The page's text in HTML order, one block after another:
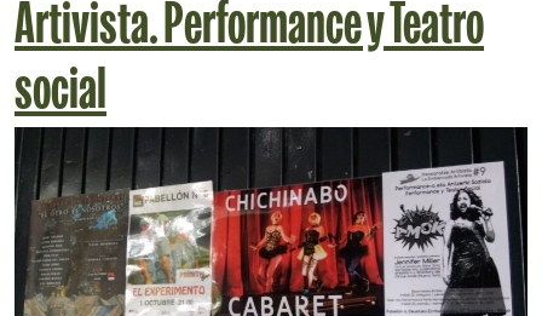
Artivista. Performance y Teatro
social